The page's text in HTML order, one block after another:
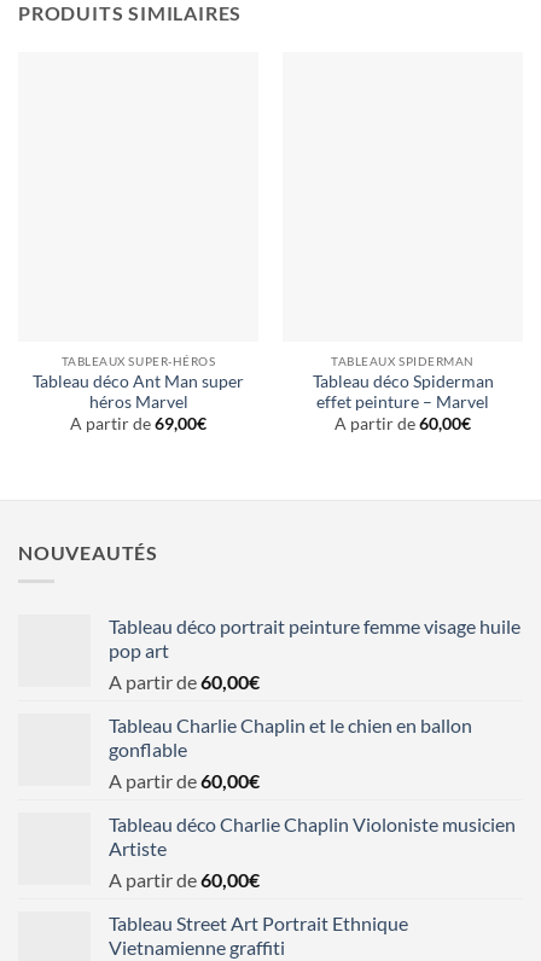
PRODUITS SIMILAIRES
TABLEAUX SUPER-HÉROS
Tableau déco Ant Man super
héros Marvel
A partir de69,00€
TABLEAUX SPIDERMAN
Tableau déco Spiderman
effet peinture – Marvel
A partir de60,00€
NOUVEAUTÉS
Tableau déco portrait peinture femme visage huile
pop art
A partir de60,00€
Tableau Charlie Chaplin et le chien en ballon
gonflable
A partir de60,00€
Tableau déco Charlie Chaplin Violoniste musicien
Artiste
A partir de60,00€
Tableau Street Art Portrait Ethnique
Vietnamienne graffiti